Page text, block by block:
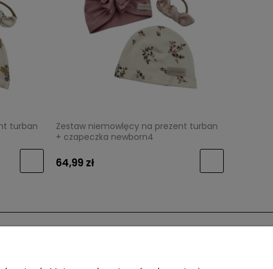
turban
Zestaw niemowlęcy na prezent turban
+ czapeczka newborn4
64,99 zł